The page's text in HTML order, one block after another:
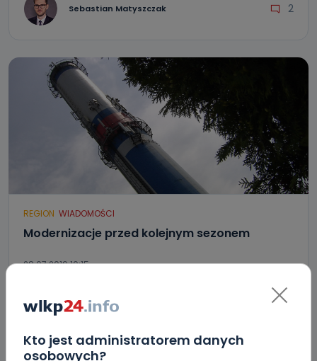
Kto jest administratorem danych
osobowych?
Sebastian Matyszczak 2
REGION WIADOMOŚCI
Modernizacje przed kolejnym sezonem
28.07.2019 10:15